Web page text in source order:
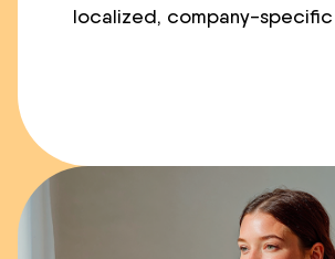
localized, company-